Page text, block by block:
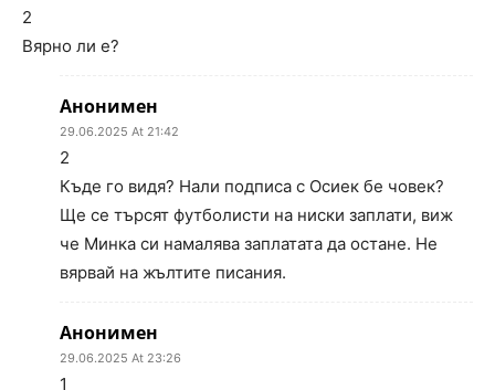
2
Вярно ли е?
Анонимен
29.06.2025 At 21:42
2
Къде го видя? Нали подписа с Осиек бе човек?
Ще се търсят футболисти на ниски заплати, виж
че Минка си намалява заплатата да остане. Не
вярвай на жълтите писания.
Анонимен
29.06.2025 At 23:26
1